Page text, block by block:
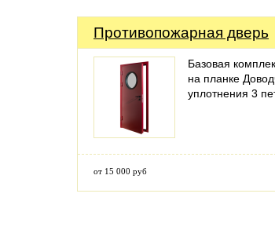
Противопожарная дверь
Базовая
на планке
уплотнения 3
от 15 000 руб